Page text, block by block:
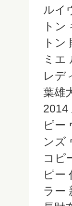
ルイ
トン
トン
ミエ
レデ
葉雄
2014
ピー
ンズ
コピ
ピー
ラー